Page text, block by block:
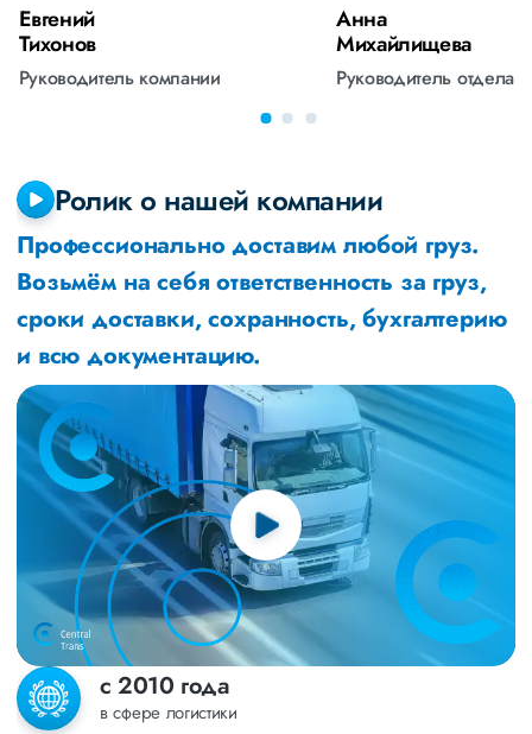
Евгений
Тихонов
Руководитель компании
Анна
Михайлищева
Руководитель отдела
Ролик о нашей компании
Профессионально доставим любой груз.
Возьмём на себя ответственность за груз,
сроки доставки, сохранность, бухгалтерию
и всю документацию.
с 2010 года
в сфере логистики